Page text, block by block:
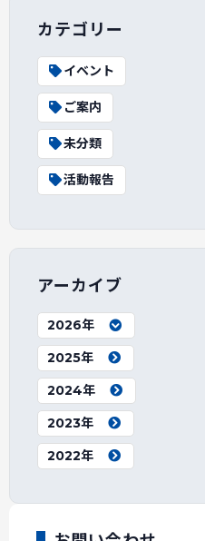
カテゴリー
イベント
ご案内
未分類
活動報告
アーカイブ
2026年
2025年
2024年
2023年
2022年